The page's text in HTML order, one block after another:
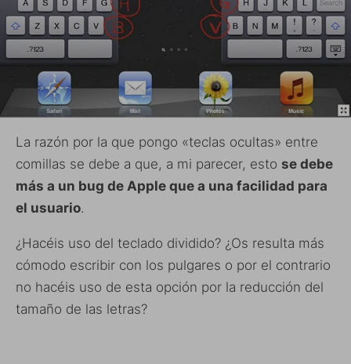
La razón por la que pongo «teclas ocultas» entre
comillas se debe a que, a mi parecer, esto se debe
más a un bug de Apple que a una facilidad para
el usuario.
¿Hacéis uso del teclado dividido? ¿Os resulta más
cómodo escribir con los pulgares o por el contrario
no hacéis uso de esta opción por la reducción del
tamaño de las letras?